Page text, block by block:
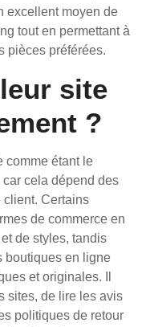
excellent moyen de
tout en permettant à
pièces préférées.
site
?
comme étant le
cela dépend des
Certains
de commerce en
de styles, tandis
boutiques en ligne
et originales. Il
sites, de lire les avis
politiques de retour